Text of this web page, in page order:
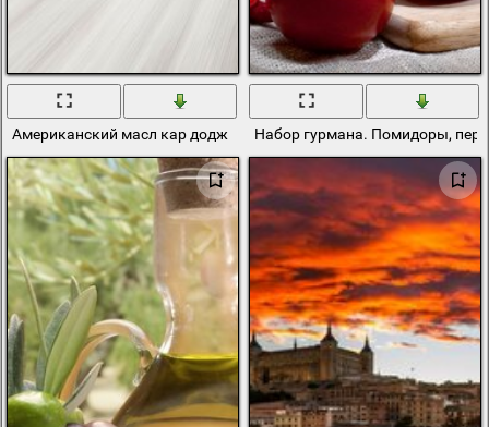
Американский масл кар додж Набор гурмана. Помидоры,